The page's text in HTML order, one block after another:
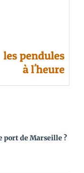
port de Marseille ?